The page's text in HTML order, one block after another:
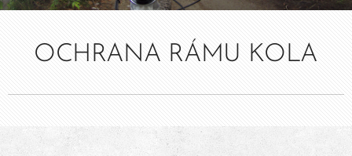
OCHRANA RÁMU KOLA